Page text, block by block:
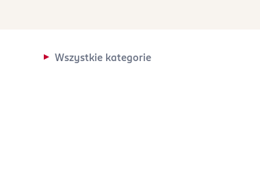
Wszystkie kategorie